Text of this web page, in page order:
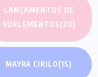
LANÇAMENTOS DE
SUPLEMENTOS(30)
MAYRA CIRILO(15)